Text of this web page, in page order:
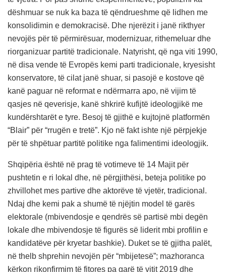
dëshmuar se nuk ka baza të qëndrueshme që lidhen me
konsolidimin e demokracisë. Dhe njerëzit i janë rikthyer
nevojës për të përmirësuar, modernizuar, rithemeluar dhe
riorganizuar partitë tradicionale. Natyrisht, që nga viti 1990,
në disa vende të Evropës kemi parti tradicionale, kryesisht
konservatore, të cilat janë shuar, si pasojë e kostove që
kanë paguar në reformat e ndërmarra apo, në vijim të
qasjes në qeverisje, kanë shkrirë kufijtë ideologjikë me
kundërshtarët e tyre. Besoj të gjithë e kujtojnë platformën
“Blair” për “rrugën e tretë”. Kjo në fakt ishte një përpjekje
për të shpëtuar partitë politike nga falimentimi ideologjik.
Shqipëria është në prag të votimeve të 14 Majit për
pushtetin e ri lokal dhe, në përgjithësi, beteja politike po
zhvillohet mes partive dhe aktorëve të vjetër, tradicional.
Ndaj dhe kemi pak a shumë të njëjtin model të garës
elektorale (mbivendosje e qendrës së partisë mbi degën
lokale dhe mbivendosje të figurës së liderit mbi profilin e
kandidatëve për kryetar bashkie). Duket se të gjitha palët,
në thelb shprehin nevojën për “mbijetesë”; mazhoranca
kërkon rikonfirmim të fitores pa garë të vitit 2019 dhe